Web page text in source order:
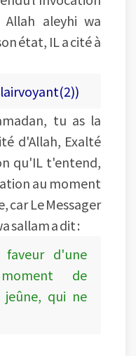
Allah aleyhi wa
état, IL a cité à
tu as la
d'Allah, Exalté
qu'IL t'entend,
au moment
Le Messager
sallam a dit :
d'une
de
qui ne